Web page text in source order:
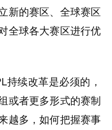
新的赛区、全球赛区
全球各大赛区进行优
持续改革是必须的，
或者更多形式的赛制
越多，如何把握赛事